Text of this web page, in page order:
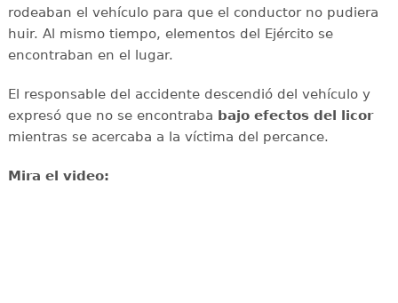
rodeaban el vehículo para que el conductor no pudiera
huir. Al mismo tiempo, elementos del Ejército se
encontraban en el lugar.
El responsable del accidente descendió del vehículo y
expresó que no se encontraba bajo efectos del licor
mientras se acercaba a la víctima del percance.
Mira el video: